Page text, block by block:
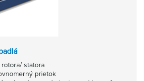
statora
prietok